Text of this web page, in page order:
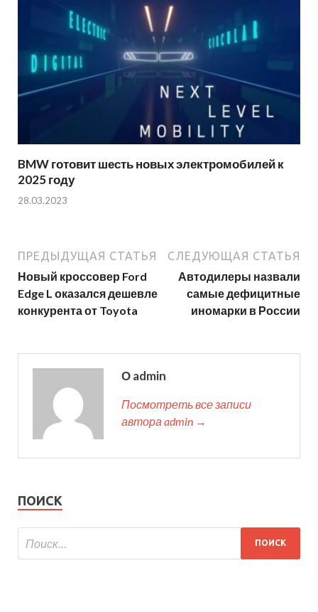
BMW готовит шесть новых электромобилей к
2025 году
28.03.2023
ПРЕДЫДУЩАЯ СТАТЬЯ
Новый кроссовер Ford
Edge L оказался дешевле
конкурента от Toyota
СЛЕДУЮЩАЯ СТАТЬЯ
Автодилеры назвали
самые дефицитные
иномарки в России
О admin
Посмотреть все записи
автора admin →
ПОИСК